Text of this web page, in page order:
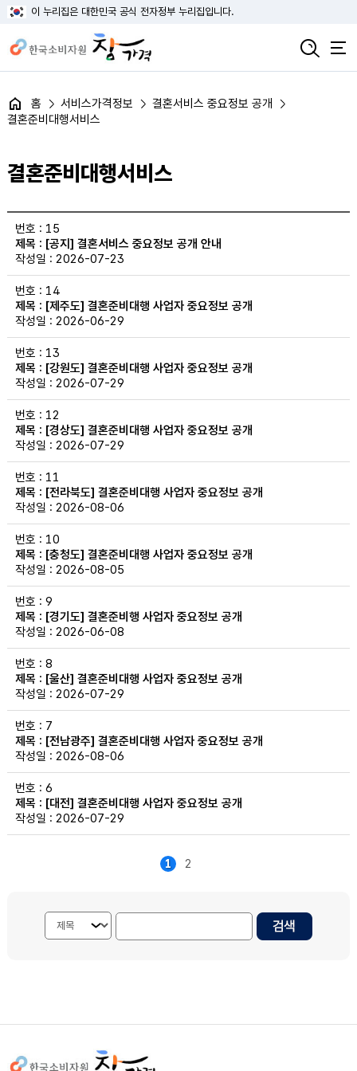
이 누리집은 대한민국 공식 전자정부 누리집입니다.
홈 서비스가격정보
결혼서비스 중요정보 공개
결혼준비대행서비스
결혼준비대행서비스
15
[공지] 결혼서비스 중요정보 공개 안내
2026-07-23
14
[제주도] 결혼준비대행 사업자 중요정보 공개
2026-06-29
13
[강원도] 결혼준비대행 사업자 중요정보 공개
2026-07-29
12
[경상도] 결혼준비대행 사업자 중요정보 공개
2026-07-29
11
[전라북도] 결혼준비대행 사업자 중요정보 공개
2026-08-06
10
[충청도] 결혼준비대행 사업자 중요정보 공개
2026-08-05
9
[경기도] 결혼준비행 사업자 중요정보 공개
2026-06-08
8
[울산] 결혼준비대행 사업자 중요정보 공개
2026-07-29
7
[전남광주] 결혼준비대행 사업자 중요정보 공개
2026-08-06
6
[대전] 결혼준비대행 사업자 중요정보 공개
2026-07-29
1 2